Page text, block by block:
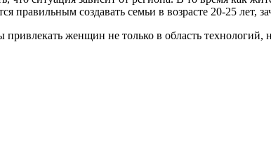
правильным создавать семьи в возрасте 20-25 лет,
женщин не только в область технологий,